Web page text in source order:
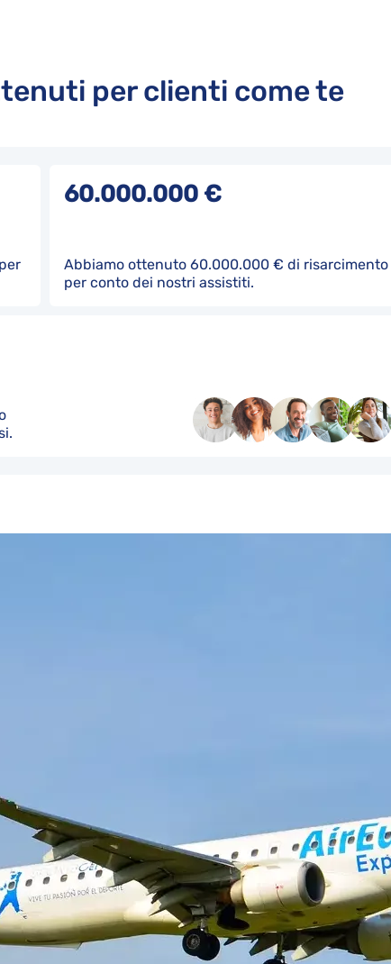
per clienti come te
60.000.000 €
Abbiamo ottenuto 60.000.000 € di risarcimento
per conto dei nostri assistiti.